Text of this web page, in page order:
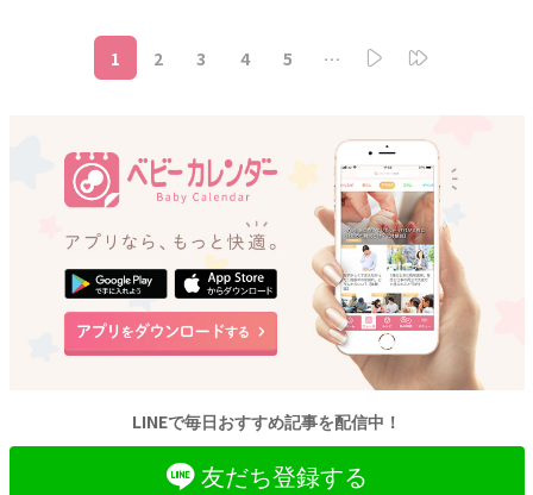
でた素麺は、めんつゆオンリーで食べるのも
度に薬味の準備をするのも地味に大変じゃな
いですか？
1 2 3 4 5 …
LINEで毎日おすすめ記事を配信中！
友だち登録する